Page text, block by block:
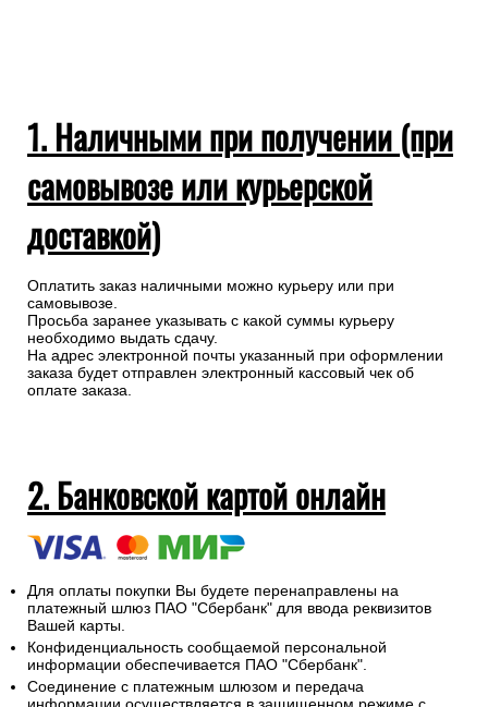
1. Наличными при получении (при
самовывозе или курьерской
доставкой)
Оплатить заказ наличными можно курьеру или при
самовывозе.
Просьба заранее указывать с какой суммы курьеру
необходимо выдать сдачу.
На адрес электронной почты указанный при оформлении
заказа будет отправлен электронный кассовый чек об
оплате заказа.
2. Банковской картой онлайн
Для оплаты покупки Вы будете перенаправлены на
платежный шлюз ПАО "Сбербанк" для ввода реквизитов
Вашей карты.
Конфиденциальность сообщаемой персональной
информации обеспечивается ПАО "Сбербанк".
Соединение с платежным шлюзом и передача